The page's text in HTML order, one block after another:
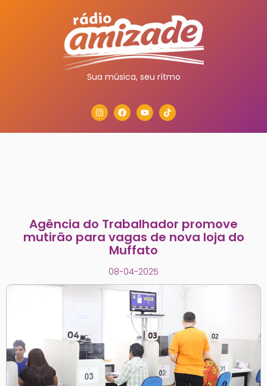
Sua música, seu rítmo
Agência do Trabalhador promove
mutirão para vagas de nova loja do
Muffato
08-04-2025